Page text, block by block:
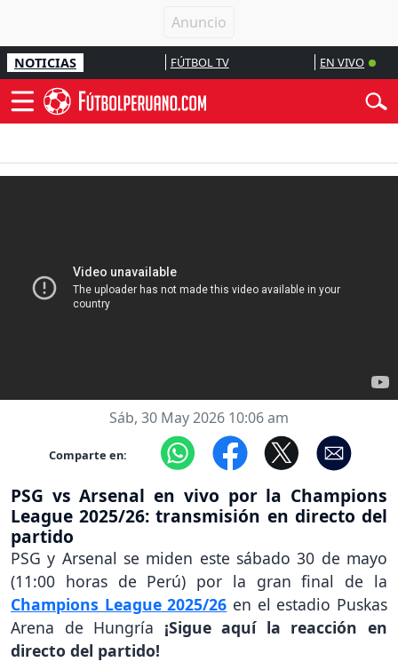
NOTICIAS FÚTBOL TV EN VIVO
Sáb, 30 May 2026 10:06 am
Comparte en:
PSG vs Arsenal en vivo por la Champions
League 2025/26: transmisión en directo del
partido
PSG y Arsenal se miden este sábado 30 de mayo
(11:00 horas de Perú) por la gran final de la
Champions League 2025/26 en el estadio Puskas
Arena de Hungría ¡Sigue aquí la reacción en
directo del partido!